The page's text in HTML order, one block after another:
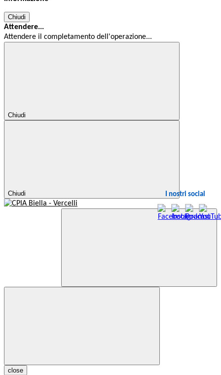
Chiudi
Attendere...
Attendere il completamento dell'operazione...
Chiudi
Chiudi I nostri social
close